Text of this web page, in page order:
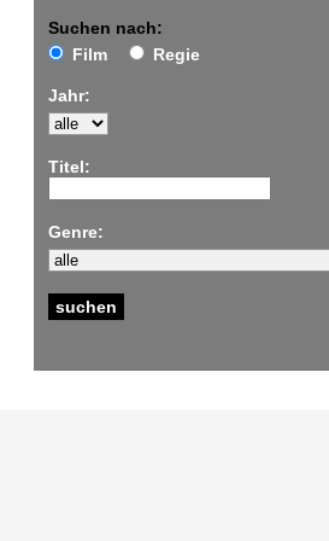
Suchen nach:
Film
Regie
Jahr:
Titel:
Genre: